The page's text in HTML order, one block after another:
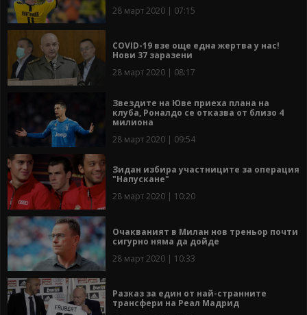
28 март 2020 | 07:15
COVID-19 взе още една жертва у нас!
Нови 37 заразени
28 март 2020 | 08:17
Звездите на Юве приеха плана на
клуба, Роналдо се отказва от близо 4
милиона
28 март 2020 | 09:54
Зидан избира участниците за операция
"Напускане"
28 март 2020 | 10:20
Очакваният в Милан нов треньор почти
сигурно няма да дойде
28 март 2020 | 10:33
Разказ за един от най-странните
трансфери на Реал Мадрид